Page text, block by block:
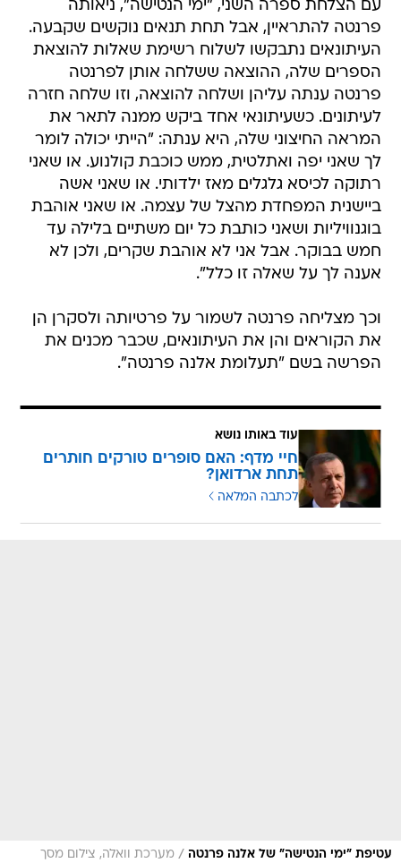
עם הצלחת ספרה השני, "ימי הנטישה", ניאותה
פרנטה להתראיין, אבל תחת תנאים נוקשים שקבעה.
העיתונאים נתבקשו לשלוח רשימת שאלות להוצאת
הספרים שלה, ההוצאה ששלחה אותן לפרנטה 
פרנטה ענתה עליהן ושלחה להוצאה, וזו שלחה חזרה
לעיתונים. כשעיתונאי אחד ביקש ממנה לתאר את
המראה החיצוני שלה, היא ענתה: "הייתי יכולה לומר
לך שאני יפה ואתלטית, ממש כוכבת קולנוע. או שאני
רתוקה לכיסא גלגלים מאז ילדותי. או שאני אשה
ביישנית המפחדת מהצל של עצמה. או שאני אוהבת
בוגנוויליות ושאני כותבת כל יום משתיים בלילה עד
חמש בבוקר. אבל אני לא אוהבת שקרים, ולכן לא
אענה לך על שאלה זו כלל".
וכך מצליחה פרנטה לשמור על פרטיותה ולסקרן הן
את הקוראים והן את העיתונאים, שכבר מכנים את
הפרשה בשם "תעלומת אלנה פרנטה".
עוד באותו נושא
חיי מדף: האם סופרים טורקים חותרים
תחת ארדואן?
לכתבה המלאה
עטיפת "ימי הנטישה" של אלנה פרנטה / מערכת וואלה, צילום מסך